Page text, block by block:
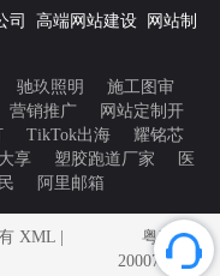
司 高端网站建设 网站制
驰玖照明
施工图审
营销推广
网站定制开
TikTok出海
耀铭芯
享 塑胶跑道厂家
医
阿里邮箱
XML |
粤ICP备
20007592号